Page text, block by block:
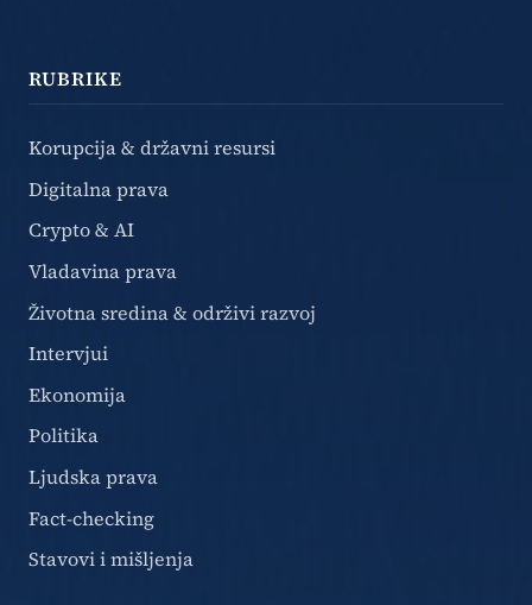
RUBRIKE
Korupcija & državni resursi
Digitalna prava
Crypto & AI
Vladavina prava
Životna sredina & održivi razvoj
Intervjui
Ekonomija
Politika
Ljudska prava
Fact-checking
Stavovi i mišljenja